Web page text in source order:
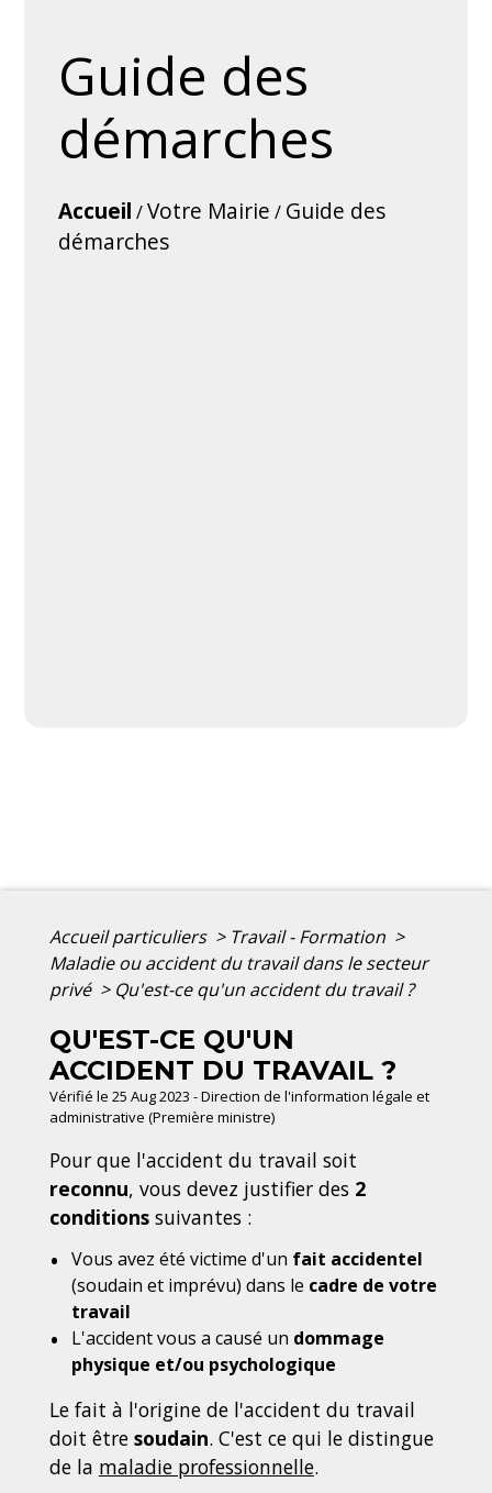
Guide des
démarches
Accueil /Votre Mairie / Guide des
démarches
Accueil particuliers > Travail - Formation >
Maladie ou accident du travail dans le secteur
privé > Qu'est-ce qu'un accident du travail ?
QU'EST-CE QU'UN
ACCIDENT DU TRAVAIL ?
Vérifié le 25 Aug 2023 - Direction de l'information légale et
administrative (Première ministre)
Pour que l'accident du travail soit
reconnu, vous devez justifier des 2
conditions suivantes :
Vous avez été victime d'un fait accidentel
(soudain et imprévu) dans le cadre de votre
travail
L'accident vous a causé un dommage
physique et/ou psychologique
Le fait à l'origine de l'accident du travail
doit être soudain. C'est ce qui le distingue
de la maladie professionnelle.